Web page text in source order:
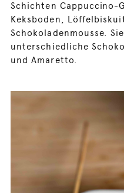
Schichten Cappuccino-
Keksboden,
Schokoladenmousse.
unterschiedliche
und Amaretto.